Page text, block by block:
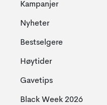
Kampanjer
Nyheter
Bestselgere
Høytider
Gavetips
Black Week 2026